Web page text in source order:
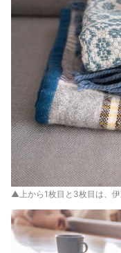
▲上から1枚目と3枚目は、